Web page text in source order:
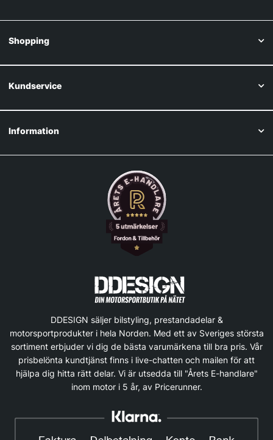
Shopping
Kundservice
Information
DDESIGN säljer bilstyling, prestandadelar &
motorsportprodukter i hela Norden. Med ett av Sveriges största
sortiment erbjuder vi dig de bästa varumärkena till bra pris. Vår
prisbelönta kundtjänst finns i live-chatten och mailen för att
hjälpa dig hitta rätt delar. Vi är utsedda till "Årets E-handlare"
inom motor i 5 år, av Pricerunner.